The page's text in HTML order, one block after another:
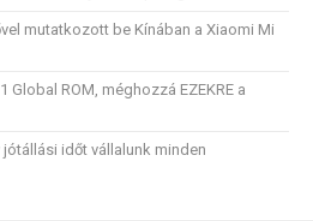
mutatkozott be Kínában a Xiaomi Mi
Global ROM, méghozzá EZEKRE a
időt vállalunk minden